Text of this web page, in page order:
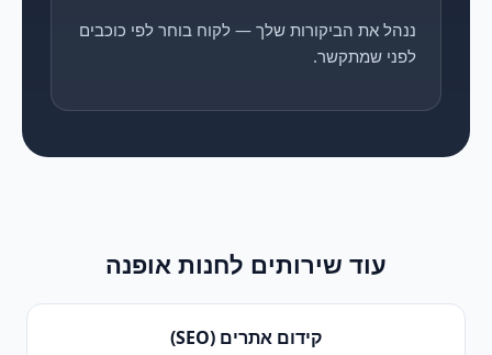
ננהל את הביקורות שלך — לקוח בוחר לפי כוכבים
לפני שמתקשר.
עוד שירותים לחנות אופנה
קידום אתרים (SEO)